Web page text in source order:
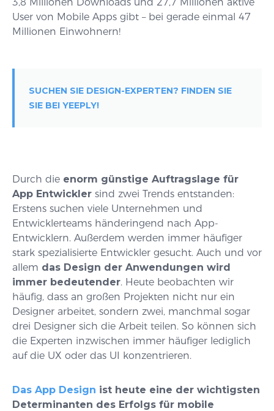
User von Mobile Apps gibt – bei gerade einmal 47
Millionen Einwohnern!
SUCHEN SIE DESIGN-EXPERTEN? FINDEN SIE
SIE BEI YEEPLY!
Durch die enorm günstige Auftragslage für
App Entwickler sind zwei Trends entstanden:
Erstens suchen viele Unternehmen und
Entwicklerteams händeringend nach App-
Entwicklern. Außerdem werden immer häufiger
stark spezialisierte Entwickler gesucht. Auch und vor
allem das Design der Anwendungen wird
immer bedeutender. Heute beobachten wir
häufig, dass an großen Projekten nicht nur ein
Designer arbeitet, sondern zwei, manchmal sogar
drei Designer sich die Arbeit teilen. So können sich
die Experten inzwischen immer häufiger lediglich
auf die UX oder das UI konzentrieren.
Das App Design ist heute eine der wichtigsten
Determinanten des Erfolgs für mobile